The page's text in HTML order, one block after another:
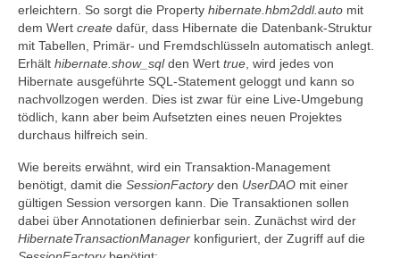
erleichtern. So sorgt die Property hibernate.hbm2ddl.auto mit
dem Wert create dafür, dass Hibernate die Datenbank-Struktur
mit Tabellen, Primär- und Fremdschlüsseln automatisch anlegt.
Erhält hibernate.show_sqlden Wert true , wird jedes von
Hibernate ausgeführte SQL-Statement geloggt und kann so
nachvollzogen werden. Dies ist zwar für eine Live-Umgebung
tödlich, kann aber beim Aufsetzten eines neuen Projektes
durchaus hilfreich sein.
Wie bereits erwähnt, wird ein Transaktion-Management
benötigt, damit die SessionFactoryden UserDAO mit einer
gültigen Session versorgen kann. Die Transaktionen sollen
dabei über Annotationen definierbar sein. Zunächst wird der
HibernateTransactionManager konfiguriert, der Zugriff auf die